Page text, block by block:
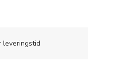
leveringstid